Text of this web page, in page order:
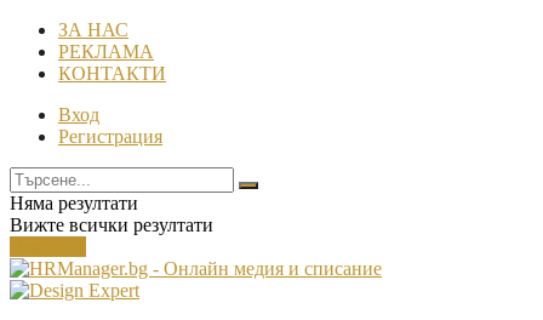
ЗА НАС
РЕКЛАМА
КОНТАКТИ
Вход
Регистрация
Няма резултати
Вижте всички резултати